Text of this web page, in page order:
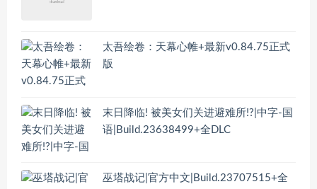
太吾绘卷：天幕心帷+最新v0.84.75正式
版
末日降临! 被美女们关进避难所!?|中字-国
语|Build.23638499+全DLC
巫塔战记|官方中文|Build.23707515+全